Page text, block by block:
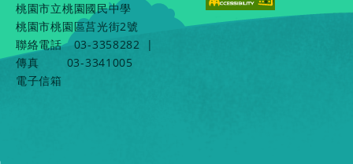
桃園市立桃園國民中學
桃園市桃園區莒光街2號
聯絡電話
03-3358282
|
傳真
03-3341005
電子信箱